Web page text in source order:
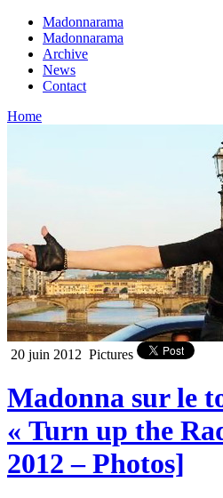
Madonnarama
Madonnarama
Archive
News
Contact
Home
20 juin 2012 Pictures
Madonna sur le
« Turn up the
2012 – Photos]